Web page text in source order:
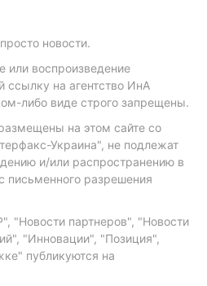
новости.
или воспроизведение
на агентство ИнА
либо виде строго запрещены.
на этом сайте со
Украина", не подлежат
и/или распространению в
разрешения
"Новости партнеров", "Новости
"Инновации", "Позиция",
публикуются на